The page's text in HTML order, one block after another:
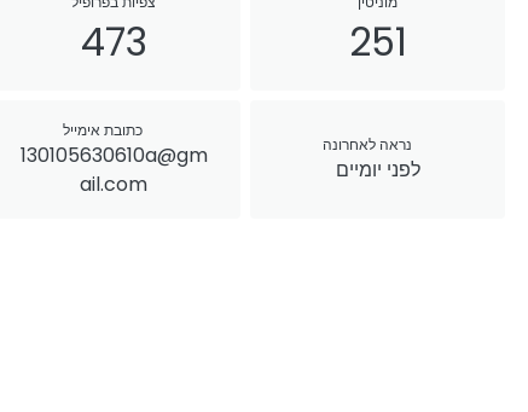
251
473
נראה לאחרונה
לפני יומיים
כתובת אימייל
130105630610a@gm
ail.com